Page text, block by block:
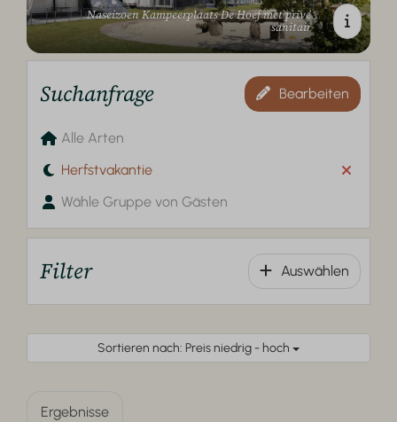
Naseizoen Kampeerplaats De Hoef met privé
sanitair
Suchanfrage Bearbeiten
Alle Arten
Herfstvakantie
Wähle Gruppe von Gästen
Filter Auswählen
Sortieren nach: Preis niedrig - hoch
Ergebnisse